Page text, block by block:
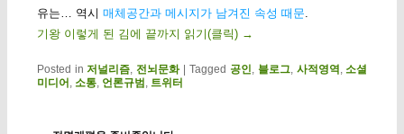
유는… 역시 매체공간과 메시지가 남겨진 속성 때문
기왕 이렇게 된 김에 끝까지 읽기(클릭) →
Posted in 저널리즘, 전뇌문화 Tagged 공인, 블로그, 사적영역 ,소셜
미디어 , 소통, 언론규범 , 트위터